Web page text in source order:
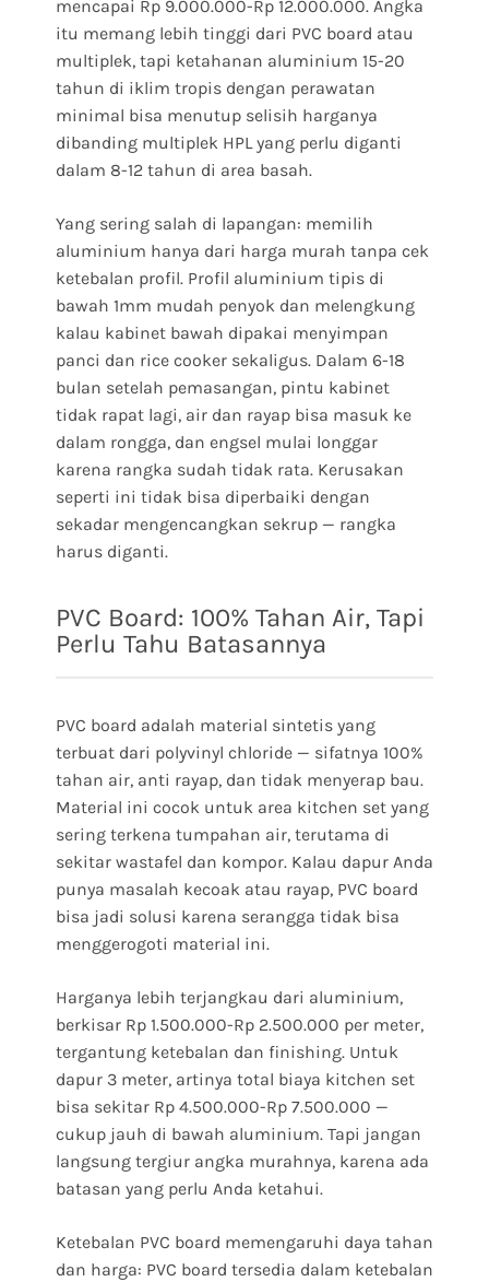
mencapai Rp 9.000.000-Rp 12.000.000. Angka
itu memang lebih tinggi dari PVC board atau
multiplek, tapi ketahanan aluminium 15-20
tahun di iklim tropis dengan perawatan
minimal bisa menutup selisih harganya
dibanding multiplek HPL yang perlu diganti
dalam 8-12 tahun di area basah.
Yang sering salah di lapangan: memilih
aluminium hanya dari harga murah tanpa cek
ketebalan profil. Profil aluminium tipis di
bawah 1mm mudah penyok dan melengkung
kalau kabinet bawah dipakai menyimpan
panci dan rice cooker sekaligus. Dalam 6-18
bulan setelah pemasangan, pintu kabinet
tidak rapat lagi, air dan rayap bisa masuk ke
dalam rongga, dan engsel mulai longgar
karena rangka sudah tidak rata. Kerusakan
seperti ini tidak bisa diperbaiki dengan
sekadar mengencangkan sekrup — rangka
harus diganti.
PVC Board: 100% Tahan Air, Tapi
Perlu Tahu Batasannya
PVC board adalah material sintetis yang
terbuat dari polyvinyl chloride — sifatnya 100%
tahan air, anti rayap, dan tidak menyerap bau.
Material ini cocok untuk area kitchen set yang
sering terkena tumpahan air, terutama di
sekitar wastafel dan kompor. Kalau dapur Anda
punya masalah kecoak atau rayap, PVC board
bisa jadi solusi karena serangga tidak bisa
menggerogoti material ini.
Harganya lebih terjangkau dari aluminium,
berkisar Rp 1.500.000-Rp 2.500.000 per meter,
tergantung ketebalan dan finishing. Untuk
dapur 3 meter, artinya total biaya kitchen set
bisa sekitar Rp 4.500.000-Rp 7.500.000 —
cukup jauh di bawah aluminium. Tapi jangan
langsung tergiur angka murahnya, karena ada
batasan yang perlu Anda ketahui.
Ketebalan PVC board memengaruhi daya tahan
dan harga: PVC board tersedia dalam ketebalan